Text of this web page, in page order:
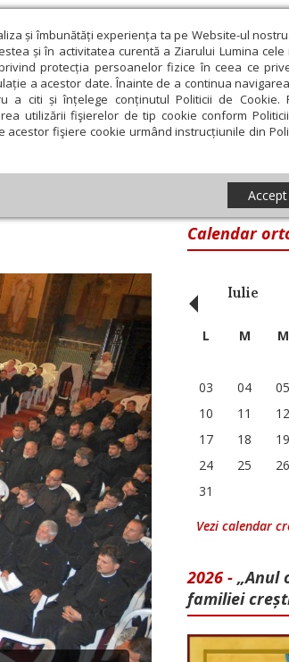
și îmbunătăți experiența ta pe Website-ul
și în activitatea curentă a Ziarului Lumina cele
protecția persoanelor fizice în ceea ce
a acestor date. Înainte de a continua
a citi și înțelege conținutul Politicii de Cookie.
utilizării fişierelor de tip cookie conform
acestor fişiere cookie urmând instrucțiunile din
Accept
presă Documentar In memoriam
și Cultură Societate Opinii
Calendar
Mai Iunie Iulie
‹ L M M
03
04 05
10
11 12
17
18 19
24
25 26
31
Vezi calendar
2026 - „Anul
familiei